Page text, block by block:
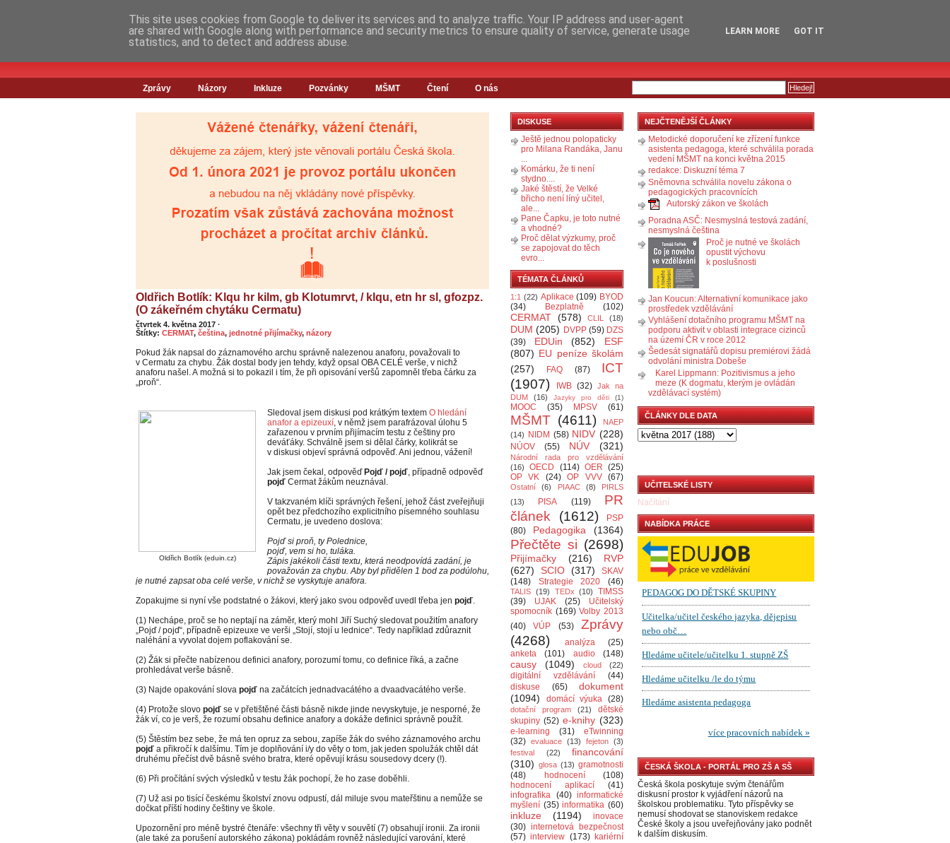
Zprávy Názory Inkluze Pozvánky MŠMT Čtení O nás
Oldřich Botlík: Klqu hr kilm, gb Klotumrvt, / klqu, etn hr sl, gfozpz.
(O zákeřném chytáku Cermatu)
čtvrtek 4. května 2017 ·
Štítky: CERMAT, čeština, jednotné přijímačky, názory
Pokud žák napsal do záznamového archu správně nalezenou anaforu, považovali to
v Cermatu za chybu. Žák dostal body jen tehdy, když opsal OBA CELÉ verše, v nichž
anaforu našel. A možná si to pokazil i tím, že při opisování veršů zapomněl třeba čárku za
„proň“.
Oldřich Botlík (eduin.cz)
Sledoval jsem diskusi pod krátkým textem O hledání
anafor a epizeuxí, v němž jsem parafrázoval úlohu 5
zařazenou v prvním přijímacím testu z češtiny pro
deváťáky. Schválně jsem si dělal čárky, kolikrát se
v diskusi objeví správná odpověď. Ani jednou, vážení!
Jak jsem čekal, odpověď Pojď / pojď, případně odpověď
pojď Cermat žákům neuznával.
V takzvaném klíči správných řešení, jehož část zveřejňuji
opět bez předchozího explicitního písemného souhlasu
Cermatu, je uvedeno doslova:
Pojď si proň, ty Polednice,
pojď, vem si ho, tuláka.
Zápis jakékoli části textu, která neodpovídá zadání, je
považován za chybu. Aby byl přidělen 1 bod za podúlohu,
je nutné zapsat oba celé verše, v nichž se vyskytuje anafora.
Zopakujme si nyní vše podstatné o žákovi, který jako svou odpověď uvedl třeba jen pojď.
(1) Nechápe, proč se ho neptají na záměr, který mohl Jiří Suchý sledovat použitím anafory
„Pojď / pojď“, případně epizeuxe ve verši „Stojí, stojí u lednice“. Tedy například zdůraznit
naléhání a vyvolat dojem poflakování se.
(2) Žák si přečte nabízenou definici anafory, porozumí tomu, co definice říká, a začne
prohledávat verše básně.
(3) Najde opakování slova pojď na začátcích jednadvacátého a dvaadvacátého verše.
(4) Protože slovo pojď se v přetištěné části básně nikde jinde nevyskytuje, je nesporné, že
žák ví, co je verš, že rozumí obsahu definice anafory a dokáže definici správně použít.
(5) Štěstím bez sebe, že má ten opruz za sebou, zapíše žák do svého záznamového archu
pojď a přikročí k dalšímu. Tím je doplňování i/y do věty o tom, jak jeden spolužák chtěl dát
druhému přečíst dvě básně svého bratra, které opěvují krásu sousedovy dcery (!).
(6) Při pročítání svých výsledků v testu žák pochopí, že ho zase doběhli.
(7) Už asi po tisící českému školství znovu odpustí, dál miluje svou mateřštinu a nemůže se
dočkat příští hodiny češtiny ve škole.
Upozornění pro méně bystré čtenáře: všechny tři věty v souvětí (7) obsahují ironii. Za ironii
(ale také za porušení autorského zákona) pokládám rovněž následující varování, které
DISKUSE
Ještě jednou polopaticky
pro Milana Randáka, Janu
...
Komárku, že ti není
stydno....
Jaké štěstí, že Velké
břicho není líný učitel,
ale...
Pane Čapku, je toto nutné
a vhodné?
Proč dělat výzkumy, proč
se zapojovat do těch
evro...
TÉMATA ČLÁNKŮ
1:1 (22) Aplikace (109) BYOD
(34)
Bezplatně (102)
CERMAT (578) CLIL (18)
DUM (205) DVPP (59) DZS
(39)
EDUin (852)
ESF
(807) EU peníze školám
(257)
FAQ (87)
ICT
(1907)
IWB (32) Jak na
DUM
(16) Jazyky pro děti (1)
MOOC (35) MPSV (61)
MŠMT (4611)
NAEP
(14)
NIDM (58) NIDV (228)
NÚOV (55) NÚV (321)
Národní rada pro vzdělávání
(16)
OECD (114) OER (25)
OP VK
(24) OP VVV (67)
Ostatní (6) PIAAC (8)
PIRLS
(13)
PISA (119)
PR
článek
(1612)
PSP
(80)
Pedagogika (1364)
Přečtěte si (2698)
Přijímačky (216)
RVP
(627)
SCIO (317)
SKAV
(148)
Strategie 2020 (46)
TALIS (19) TEDx (10)
TIMSS
(39)
UJAK (25)
Učitelský
spomocník (169) Volby 2013
(40)
VÚP (53)
Zprávy
(4268)
analýza
(25)
anketa
(101) audio (148)
causy (1049) cloud (22)
digitální vzdělávání
(44)
diskuse
(65)
dokument
(1094)
domácí výuka (28)
dotační program (21)
dětské
skupiny (52) e-knihy (323)
e-learning (31)
eTwinning
(32) evaluace (13) fejeton (3)
festival
(22)
financování
(310) glosa (13) gramotnosti
(48)
hodnocení
(108)
hodnocení aplikací
(41)
infografika (40) informatické
myšlení (35) informatika (60)
inkluze (1194)
inovace
(30) internetová bezpečnost
(57) interview (173) kariérní
NEJČTENĚJŠÍ ČLÁNKY
Metodické doporučení ke zřízení funkce
asistenta pedagoga, které schválila porada
vedení MŠMT na konci května 2015
redakce: Diskuzní téma 7
Sněmovna schválila novelu zákona o
pedagogických pracovnících
Autorský zákon ve školách
Poradna ASČ: Nesmyslná testová zadání,
nesmyslná čeština
Proč je nutné ve školách
opustit výchovu
k poslušnosti
Jan Koucun: Alternativní komunikace jako
prostředek vzdělávání
Vyhlášení dotačního programu MŠMT na
podporu aktivit v oblasti integrace cizinců
na území ČR v roce 2012
Šedesát signatářů dopisu premiérovi žádá
odvolání ministra Dobeše
Karel Lippmann: Pozitivismus a jeho
meze (K dogmatu, kterým je ovládán
vzdělávací systém)
ČLÁNKY DLE DATA
UČITELSKÉ LISTY
Načítání
NABÍDKA PRÁCE
ČESKÁ ŠKOLA - PORTÁL PRO ZŠ A SŠ
Česká škola poskytuje svým čtenářům
diskusní prostor k vyjádření názorů na
školskou problematiku. Tyto příspěvky se
nemusí shodovat se stanoviskem redakce
České školy a jsou uveřejňovány jako podnět
k dalším diskusím.
This site uses cookies from Google to deliver its services and to analyze traffic. Your IP address and user-agent
are shared with Google along with performance and security metrics to ensure quality of service, generate usage
statistics, and to detect and address abuse.
LEARN MORE GOT IT